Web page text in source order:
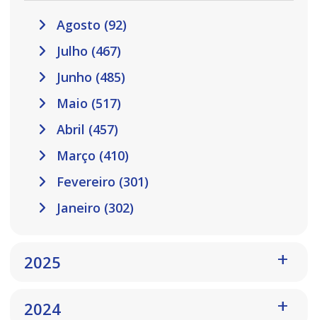
Agosto (92)
Julho (467)
Junho (485)
Maio (517)
Abril (457)
Março (410)
Fevereiro (301)
Janeiro (302)
2025
2024